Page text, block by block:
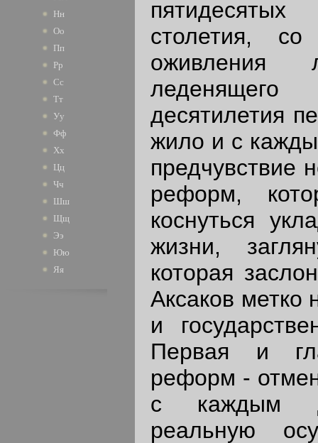
Нн
Оо
Пп
Рр
Сс
Тт
Уу
Фф
Хх
Цц
Чч
Шш
Щщ
Ээ
Юю
Яя
столетия,
оживления
леденящего
десятилетия
жило и с
предчувствие
реформ,
коснуться
жизни,
которая
Аксаков метко
и
Первая и
реформ -
с каждым
реальную